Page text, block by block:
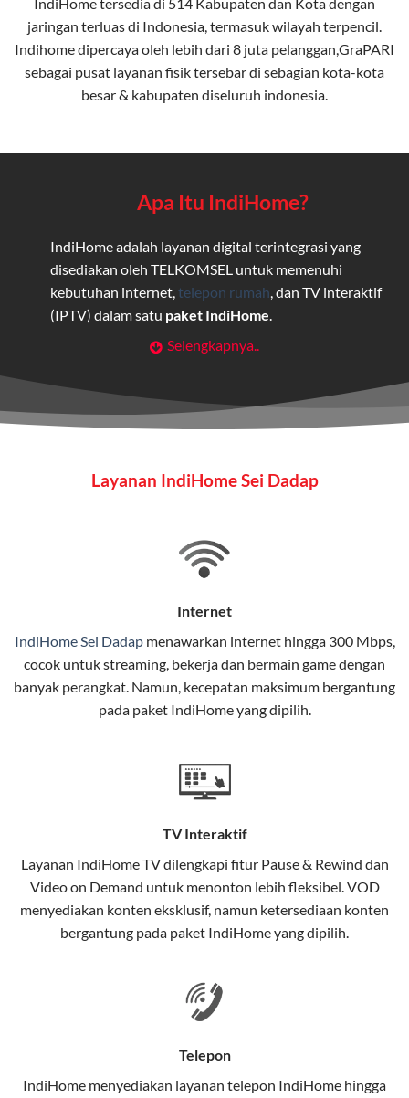
jaringan terluas di Indonesia, termasuk wilayah terpencil.
Indihome dipercaya oleh lebih dari 8 juta pelanggan,GraPARI
sebagai pusat layanan fisik tersebar di sebagian kota-kota
besar & kabupaten diseluruh indonesia.
Apa Itu IndiHome?
IndiHome adalah layanan digital terintegrasi yang
disediakan oleh TELKOMSEL untuk memenuhi
kebutuhan internet, telepon rumah , dan TV interaktif
(IPTV) dalam satu paket IndiHome
Layanan Wifi Indihome ini dirancang untuk
maupun individu yang membutuhkan konektivitas dan
hiburan berkualitas tinggi.
pengguna rumah dan bisnis.
stabil, dan memiliki berbagai pilihan paket IndiHome
Selain internet, layanan IndiHome juga mencakup TV
interaktif (IndiHome TV) dan telepon rumah dalam
satu paket.
Teknologi di Balik WiFi IndiHome
Wifi IndiHome menggunakan teknologi Fiber To The
menggunakan kabel serat optik hingga ke rumah
pelanggan. Teknologi ini memiliki beberapa
keunggulan:
Kecepatan Tinggi
dibandingkan kabel tembaga atau DSL.
elektromagnetik, sehingga koneksi tetap lancar.
Selengkapnya..
Layanan IndiHome Sei Dadap
Internet
IndiHome Sei Dadapmenawarkan internethingga 300 Mbps,
cocok untuk streaming, bekerja dan bermain game dengan
banyak perangkat. Namun, kecepatan maksimum bergantung
pada paket IndiHome yang dipilih.
TV Interaktif
Layanan IndiHome TVdilengkapi fitur Pause & Rewind dan
Video on Demand untuk menonton lebih fleksibel. VOD
menyediakan konten eksklusif, namun ketersediaan konten
bergantung pada paket IndiHome yang dipilih.
Telepon
IndiHome menyediakan layanan telepon IndiHome hingga